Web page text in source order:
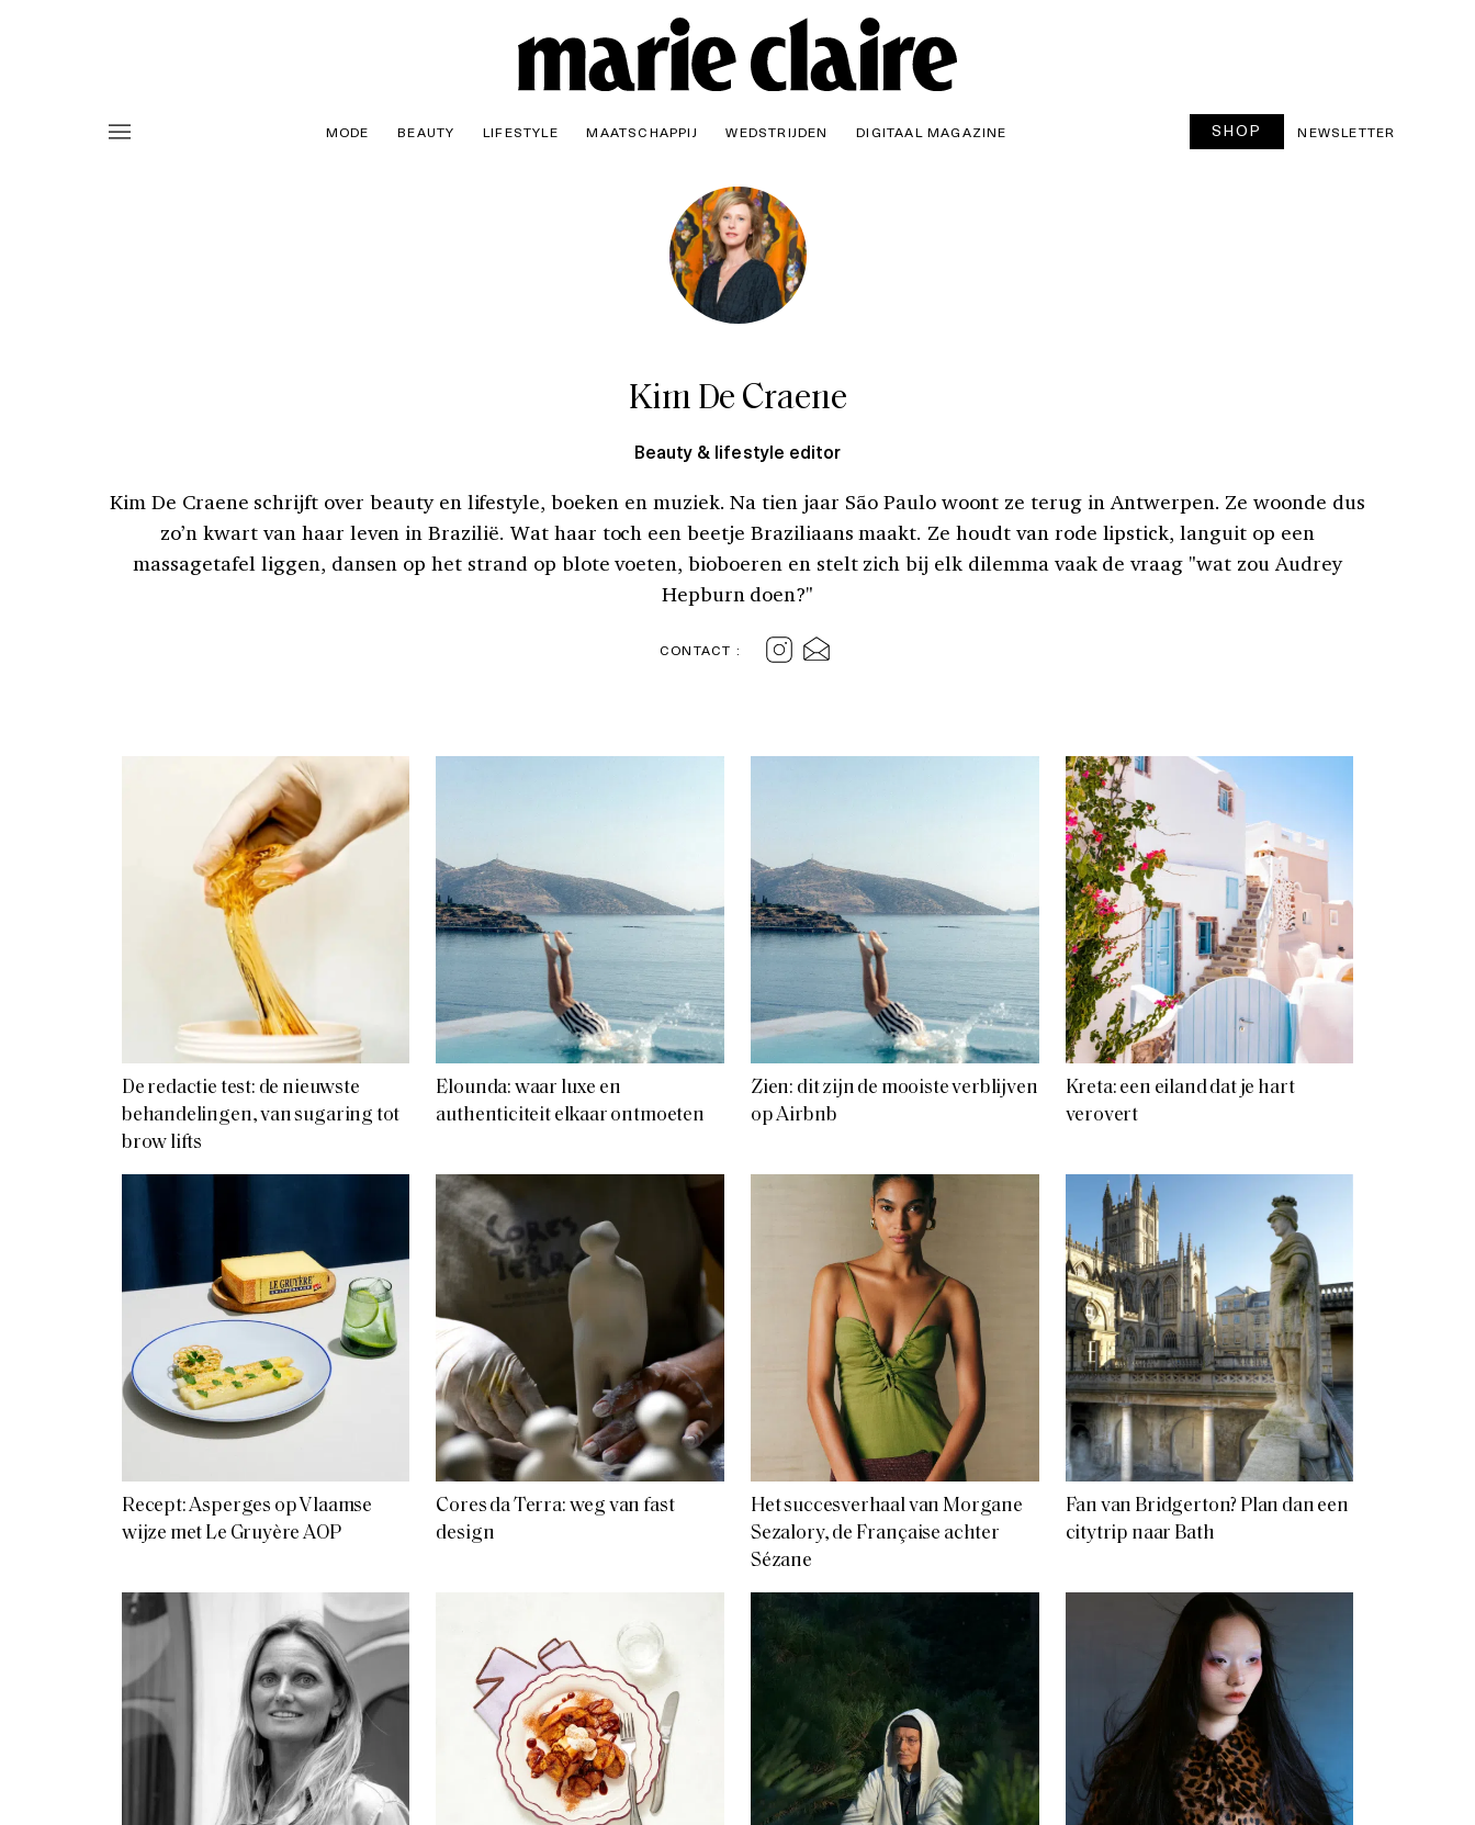
MODE BEAUTY LIFESTYLE MAATSCHAPPIJ WEDSTRIJDEN DIGITAAL MAGAZINE SHOP NEWSLETTER
Kim De Craene
Beauty & lifestyle editor
Kim De Craene schrijft over beauty en lifestyle, boeken en muziek. Na tien jaar São Paulo woont ze terug in Antwerpen. Ze woonde dus
zo’n kwart van haar leven in Brazilië. Wat haar toch een beetje Braziliaans maakt. Ze houdt van rode lipstick, languit op een
massagetafel liggen, dansen op het strand op blote voeten, bioboeren en stelt zich bij elk dilemma vaak de vraag "wat zou Audrey
Hepburn doen?"
CONTACT :
De redactie test: de nieuwste
behandelingen, van sugaring tot
brow lifts
Elounda: waar luxe en
authenticiteit elkaar ontmoeten
Zien: dit zijn de mooiste verblijven
op Airbnb
Kreta: een eiland dat je hart
verovert
Recept: Asperges op Vlaamse
wijze met Le Gruyère AOP
Cores da Terra: weg van fast
design
Het succesverhaal van Morgane
Sezalory, de Française achter
Sézane
Fan van Bridgerton? Plan dan een
citytrip naar Bath